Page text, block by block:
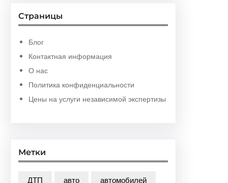
Страницы
Блог
Контактная информация
О нас
Политика конфиденциальности
Цены на услуги независимой экспертизы
Метки
ДТП авто
автомобилей